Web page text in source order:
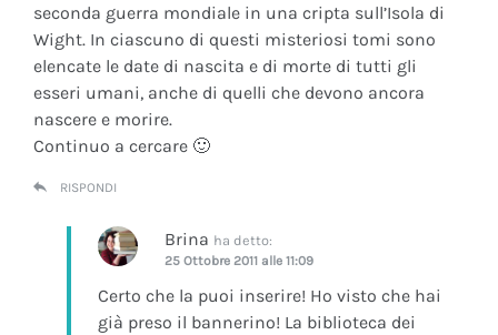
seconda guerra mondiale in una cripta sull’Isola di
Wight. In ciascuno di questi misteriosi tomi sono
elencate le date di nascita e di morte di tutti gli
esseri umani, anche di quelli che devono ancora
nascere e morire.
Continuo a cercare 🙂
RISPONDI
Brina ha detto:
25 Ottobre 2011 alle 11:09
Certo che la puoi inserire! Ho visto che hai
già preso il bannerino! La biblioteca dei